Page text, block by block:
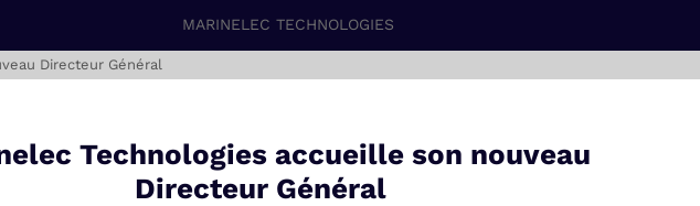
MARINELEC TECHNOLOGIES
Directeur Général
Technologies accueille son nouveau
Directeur Général